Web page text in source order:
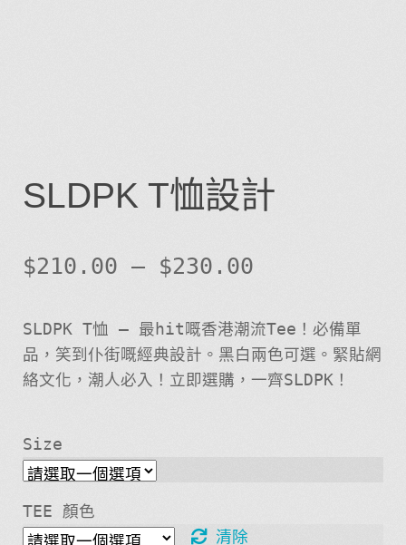
SLDPK T恤設計
$210.00 – $230.00
SLDPK T恤 – 最hit嘅香港潮流Tee！必備單
品，笑到仆街嘅經典設計。黑白兩色可選。緊貼網
絡文化，潮人必入！立即選購，一齊SLDPK！
Size
TEE 顏色
清除